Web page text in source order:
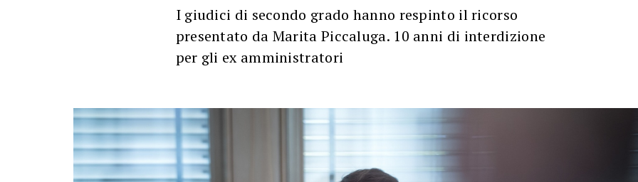
I giudici di secondo grado hanno respinto il ricorso
presentato da Marita Piccaluga. 10 anni di interdizione
per gli ex amministratori